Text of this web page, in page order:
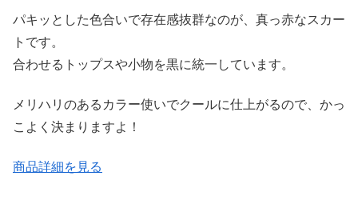
パキッとした色合いで存在感抜群なのが、真っ赤なスカー
トです。
合わせるトップスや小物を黒に統一しています。
メリハリのあるカラー使いでクールに仕上がるので、かっ
こよく決まりますよ！
商品詳細を見る